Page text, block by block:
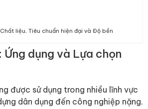
liệu, Tiêu chuẩn hiện đại và Độ bền
Ứng dụng và Lựa chọn
được sử dụng trong nhiều lĩnh vực
dân dụng đến công nghiệp nặng.